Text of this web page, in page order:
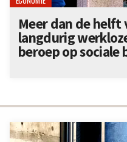
Meer dan de helft
langdurig
beroep op sociale